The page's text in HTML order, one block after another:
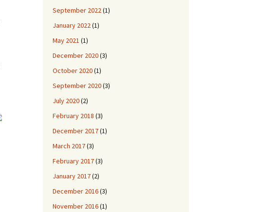
September 2022(1)
January 2022(1)
May 2021 (1)
December 2020(3)
October 2020(1)
September 2020(3)
July 2020(2)
February 2018 (3)
December 2017(1)
March 2017(3)
February 2017(3)
January 2017(2)
December 2016(3)
November 2016(1)